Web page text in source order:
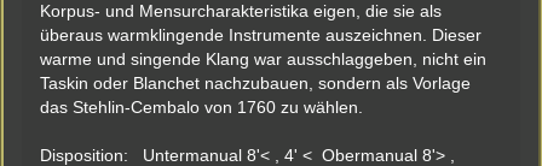
Korpus- und Mensurcharakteristika eigen, die sie als
überaus warmklingende Instrumente auszeichnen. Dieser
warme und singende Klang war ausschlaggeben, nicht ein
Taskin oder Blanchet nachzubauen, sondern als Vorlage
das Stehlin-Cembalo von 1760 zu wählen.
Disposition: Untermanual 8'< , 4' < Obermanual 8'> ,